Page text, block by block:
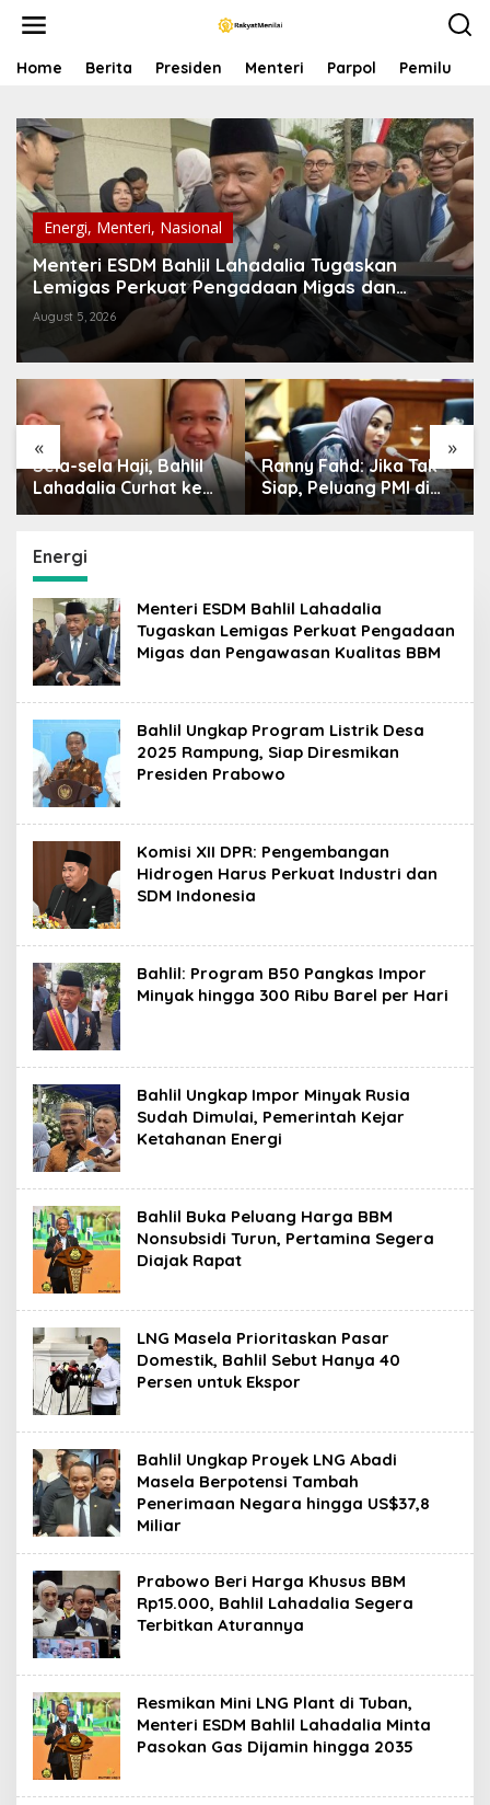
Home Berita Presiden Menteri Parpol Pemilu
Energi, Menteri, Nasional
Menteri ESDM Bahlil Lahadalia Tugaskan
Lemigas Perkuat Pengadaan Migas dan
Pengawasan Kualitas BBM
August 5, 2026
« »
Sela-sela Haji, Bahlil
Lahadalia Curhat ke
Raffi Ahmad: Saya
Pencipta Lagu MBG,
Ajak Makan
Ranny Fahd: Jika Tak
Siap, Peluang PMI di
Jepang Bisa Jadi
Energi
Menteri ESDM Bahlil Lahadalia
Tugaskan Lemigas Perkuat Pengadaan
Migas dan Pengawasan Kualitas BBM
Bahlil Ungkap Program Listrik Desa
2025 Rampung, Siap Diresmikan
Presiden Prabowo
Komisi XII DPR: Pengembangan
Hidrogen Harus Perkuat Industri dan
SDM Indonesia
Bahlil: Program B50 Pangkas Impor
Minyak hingga 300 Ribu Barel per Hari
Bahlil Ungkap Impor Minyak Rusia
Sudah Dimulai, Pemerintah Kejar
Ketahanan Energi
Bahlil Buka Peluang Harga BBM
Nonsubsidi Turun, Pertamina Segera
Diajak Rapat
LNG Masela Prioritaskan Pasar
Domestik, Bahlil Sebut Hanya 40
Persen untuk Ekspor
Bahlil Ungkap Proyek LNG Abadi
Masela Berpotensi Tambah
Penerimaan Negara hingga US$37,8
Miliar
Prabowo Beri Harga Khusus BBM
Rp15.000, Bahlil Lahadalia Segera
Terbitkan Aturannya
Resmikan Mini LNG Plant di Tuban,
Menteri ESDM Bahlil Lahadalia Minta
Pasokan Gas Dijamin hingga 2035